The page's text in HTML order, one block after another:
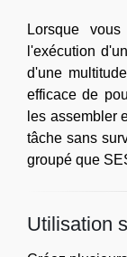
Lorsque
l'exécution
d'une
efficace de
les assembler
tâche sans
groupé que
Utilisation